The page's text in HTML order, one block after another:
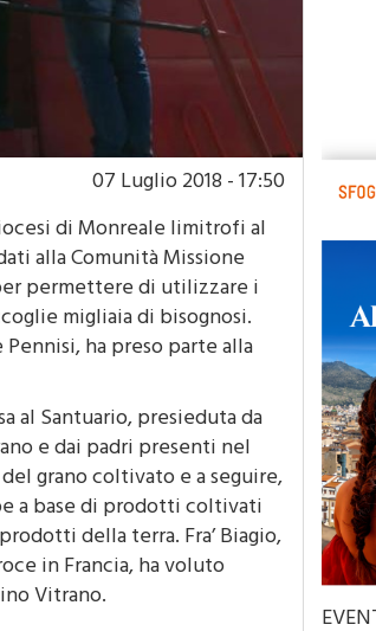
07 Luglio 2018 - 17:50
di Monreale limitrofi al
alla Comunità Missione
permettere di utilizzare i
migliaia di bisognosi.
ha preso parte alla
al Santuario, presieduta da
e dai padri presenti nel
grano coltivato e a seguire,
a base di prodotti coltivati
della terra. Fra’ Biagio,
in Francia, ha voluto
Vitrano.